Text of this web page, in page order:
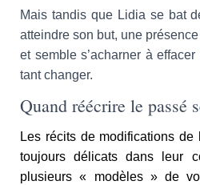
Mais tandis que Lidia se bat
atteindre son but, une
et semble s’acharner à
tant changer.
Quand réécrire le passé
Les récits de modifications
toujours délicats dans leur
plusieurs « modèles » de